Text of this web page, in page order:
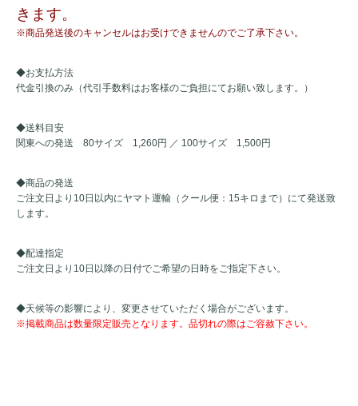
きます。
※商品発送後のキャンセルはお受けできませんのでご了承下さい。
◆お支払方法
代金引換のみ（代引手数料はお客様のご負担にてお願い致します。）
◆送料目安
関東への発送 80サイズ 1,260円 ／ 100サイズ 1,500円
◆商品の発送
ご注文日より10日以内にヤマト運輸（クール便：15キロまで）にて発送致
します。
◆配達指定
ご注文日より10日以降の日付でご希望の日時をご指定下さい。
◆天候等の影響により、変更させていただく場合がございます。
※掲載商品は数量限定販売となります。品切れの際はご容赦下さい。